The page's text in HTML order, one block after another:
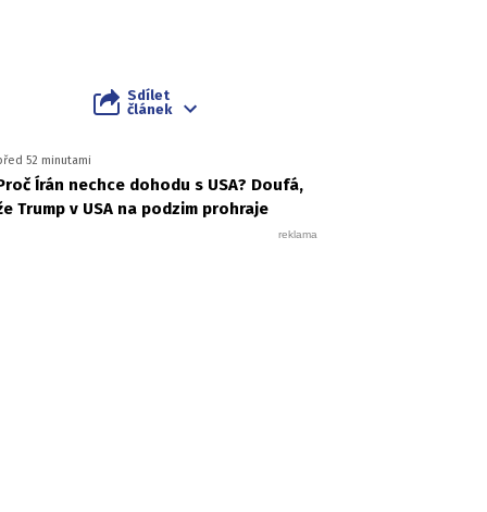
Sdílet
článek
52 minutami
Írán nechce dohodu s USA? Doufá,
Trump v USA na podzim prohraje